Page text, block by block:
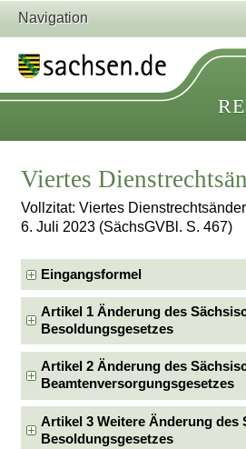
Navigation
Viertes
Vollzitat: Viertes
6. Juli 2023 (SächsGVBl. S. 467)
Eingangsformel
Artikel 1 Änderung des
Besoldungsgesetzes
Artikel 2 Änderung des
Beamtenversorgungsgesetzes
Artikel 3 Weitere Änderung des
Besoldungsgesetzes